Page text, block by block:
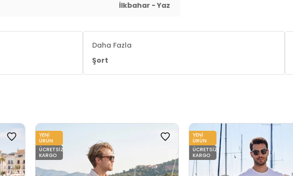
İlkbahar - Yaz
Daha Fazla
Şort
YENI
ÜRÜN
ÜCRETSIZ
KARGO
YENI
ÜRÜN
ÜCRETSIZ
KARGO